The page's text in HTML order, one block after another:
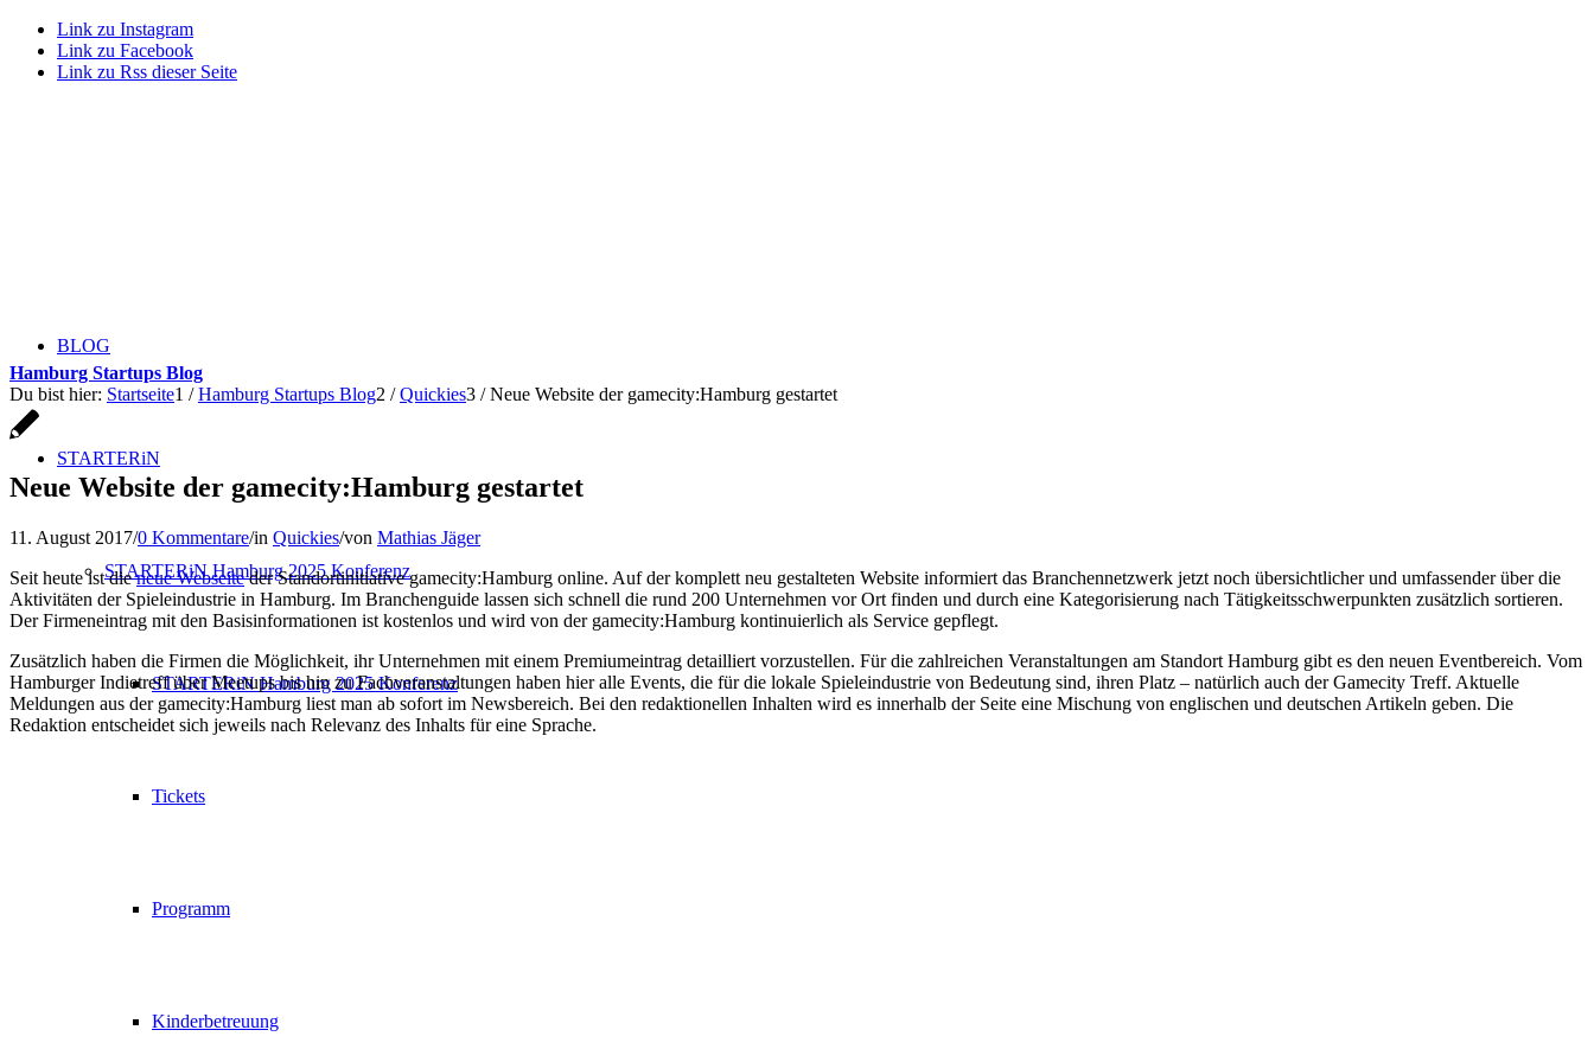
Link zu Instagram
Link zu Facebook
Link zu Rss dieser Seite
BLOG
STARTERiN
STARTERiN Hamburg 2025 Konferenz
STARTERiN Hamburg 2025 Konferenz
Tickets
Programm
Kinderbetreuung
Hamburg Startups Blog
Du bist hier: Startseite1 / Hamburg Startups Blog2 / Quickies3 / Neue Website der gamecity:Hamburg gestartet
Neue Website der gamecity:Hamburg gestartet
11. August 2017/0 Kommentare/in Quickies/von Mathias Jäger
Seit heute ist dieneue Webseiteder Standortinitiative gamecity:Hamburg online. Auf der komplett neu gestalteten Website informiert das Branchennetzwerk jetzt noch übersichtlicher und umfassender über die
Aktivitäten der Spieleindustrie in Hamburg. Im Branchenguide lassen sich schnell die rund 200 Unternehmen vor Ort finden und durch eine Kategorisierung nach Tätigkeitsschwerpunkten zusätzlich sortieren.
Der Firmeneintrag mit den Basisinformationen ist kostenlos und wird von der gamecity:Hamburg kontinuierlich als Service gepflegt.
Zusätzlich haben die Firmen die Möglichkeit, ihr Unternehmen mit einem Premiumeintrag detailliert vorzustellen. Für die zahlreichen Veranstaltungen am Standort Hamburg gibt es den neuen Eventbereich. Vom
Hamburger Indietreff über Meetups bis hin zu Fachveranstaltungen haben hier alle Events, die für die lokale Spieleindustrie von Bedeutung sind, ihren Platz – natürlich auch der Gamecity Treff. Aktuelle
Meldungen aus der gamecity:Hamburg liest man ab sofort im Newsbereich. Bei den redaktionellen Inhalten wird es innerhalb der Seite eine Mischung von englischen und deutschen Artikeln geben. Die
Redaktion entscheidet sich jeweils nach Relevanz des Inhalts für eine Sprache.